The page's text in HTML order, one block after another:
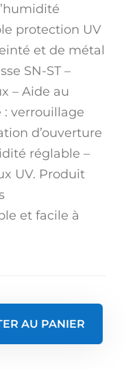
protection UV
et de métal
SN-ST –
– Aide au
: verrouillage
d’ouverture
réglable –
UV. Produit
et facile à
AU PANIER